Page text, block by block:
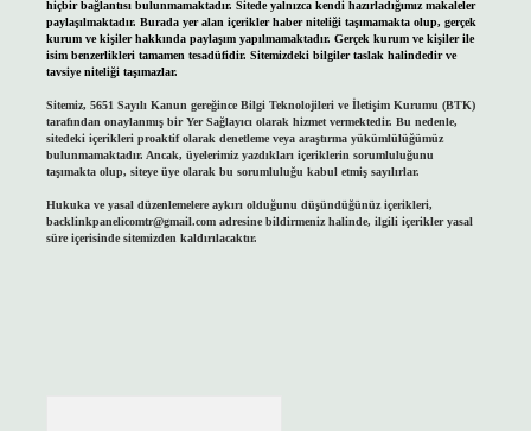
hiçbir bağlantısı bulunmamaktadır. Sitede yalnızca kendi hazırladığımız makaleler
paylaşılmaktadır. Burada yer alan içerikler haber niteliği taşımamakta olup, gerçek
kurum ve kişiler hakkında paylaşım yapılmamaktadır. Gerçek kurum ve kişiler ile
isim benzerlikleri tamamen tesadüfidir. Sitemizdeki bilgiler taslak halindedir ve
tavsiye niteliği taşımazlar.
Sitemiz, 5651 Sayılı Kanun gereğince Bilgi Teknolojileri ve İletişim Kurumu (BTK)
tarafından onaylanmış bir Yer Sağlayıcı olarak hizmet vermektedir. Bu nedenle,
sitedeki içerikleri proaktif olarak denetleme veya araştırma yükümlülüğümüz
bulunmamaktadır. Ancak, üyelerimiz yazdıkları içeriklerin sorumluluğunu
taşımakta olup, siteye üye olarak bu sorumluluğu kabul etmiş sayılırlar.
Hukuka ve yasal düzenlemelere aykırı olduğunu düşündüğünüz içerikleri,
backlinkpanelicomtr@gmail.comadresine bildirmeniz halinde, ilgili içerikler yasal
süre içerisinde sitemizden kaldırılacaktır.